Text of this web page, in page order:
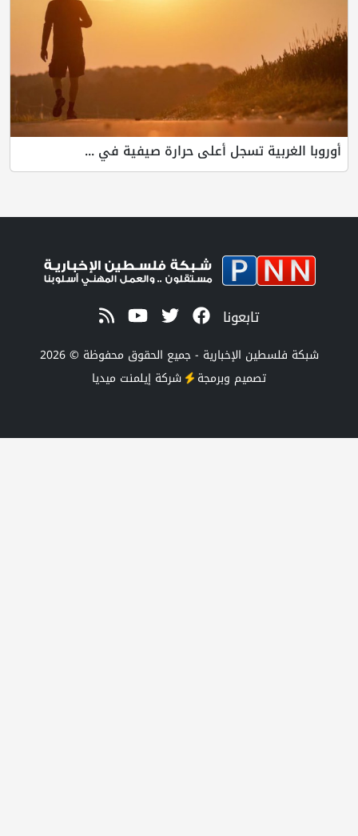
تسجل أعلى حرارة صيفية في ...
الإخبارية - جميع الحقوق محفوظة © 2026
شركةإيلمنت ميديا